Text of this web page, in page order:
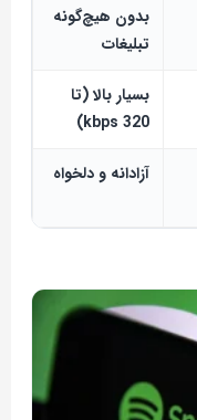
بدون هیچ‌گونه
تبلیغات
بسیار بالا (تا
320 kbps)
آزادانه و دلخواه